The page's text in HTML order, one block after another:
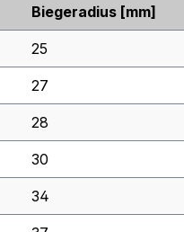
Biegeradius [mm]
25
27
28
30
34